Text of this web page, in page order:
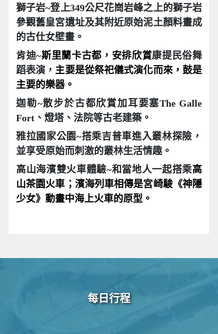
獅子岩~登上349公尺花崗岩峰之上的獅子岩
參觀舊皇宮遺址及其附近原始泥土顏料畫成
的古仕女壁畫。
肯迪~斯里蘭卡古都，安排欣賞康提民俗舞
蹈表演， 主要是從祭祀儀式演化而來，鼓是
主要的樂器。
迦勒~散步於古都欣賞加耳要塞The Galle
Fort、燈塔、法院等古老建築。
雅拉國家公園~搭乘吉普車進入叢林探險，
並享受原始而刺激的叢林生活情趣。
高山海濱雙火車體驗~和當地人一起搭乘高
山茶園火車；濱海列車相傳是宮崎駿《神隱
少女》動畫中海上火車的原型。
每日行程